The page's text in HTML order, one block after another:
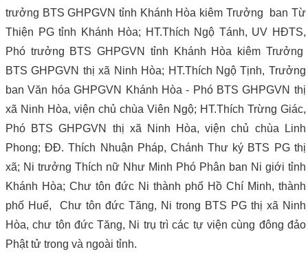
trưởng BTS GHPGVN tỉnh Khánh Hòa kiêm Trưởng ban Từ
Thiện PG tỉnh Khánh Hòa; HT.Thích Ngộ Tánh, UV HĐTS,
Phó trưởng BTS GHPGVN tỉnh Khánh Hòa kiêm Trưởng
BTS GHPGVN thị xã Ninh Hòa; HT.Thích Ngộ Tịnh, Trưởng
ban Văn hóa GHPGVN Khánh Hòa - Phó BTS GHPGVN thị
xã Ninh Hòa, viện chủ chùa Viên Ngộ; HT.Thích Trừng Giác,
Phó BTS GHPGVN thị xã Ninh Hòa, viện chủ chùa Linh
Phong; ĐĐ. Thích Nhuận Pháp, Chánh Thư ký BTS PG thị
xã; Ni trưởng Thích nữ Như Minh Phó Phân ban Ni giới tỉnh
Khánh Hòa; Chư tôn đức Ni thành phố Hồ Chí Minh, thành
phố Huế, Chư tôn đức Tăng, Ni trong BTS PG thị xã Ninh
Hòa, chư tôn đức Tăng, Ni trụ trì các tự viện cùng đông đảo
Phật tử trong và ngoài tỉnh.